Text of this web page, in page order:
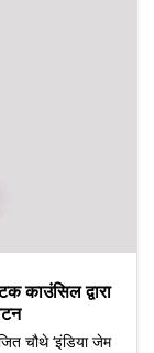
काउंसिल द्वारा
चौथे ‘इंडिया जेम